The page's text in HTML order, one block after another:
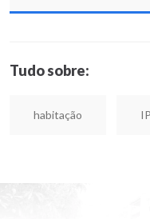
Tudo sobre:
habitação